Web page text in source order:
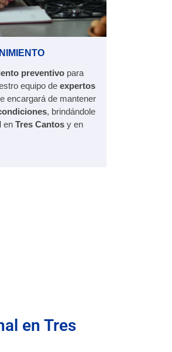
preventivo para
equipo de expertos
encargará de mantener
, brindándole
en Tres Cantos y en
en Tres